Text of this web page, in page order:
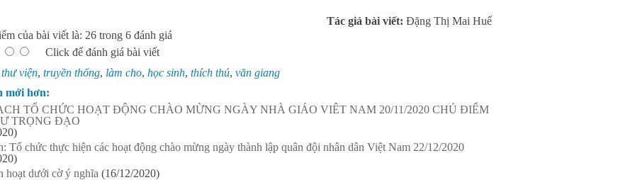
Tác giả bài viết: Đặng Thị Mai Huế
của bài viết là: 26 trong 6 đánh giá
Click để đánh giá bài viết
thư viện, truyền thống, làm cho, học sinh, thích thú, văn giang
mới hơn:
TỔ CHỨC HOẠT ĐỘNG CHÀO MỪNG NGÀY NHÀ GIÁO VIÊT NAM 20/11/2020 CHỦ ĐIỂM
TRỌNG ĐẠO
Tổ chức thực hiện các hoạt động chào mừng ngày thành lập quân đội nhân dân Việt Nam 22/12/2020
hoạt dưới cờ ý nghĩa (16/12/2020)